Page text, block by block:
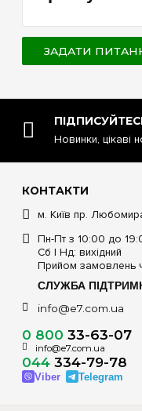
ЗАДАТИ
Новинки, цікаві
КОНТАКТИ
м. Київ пр.
Пн-Пт з 10:00 до
Сб | Нд: вихідний
Прийом замовлень
СЛУЖБА
info@e7.com.ua
0 800 33-63-07
info@e7.com.ua
044334-79-78
Viber Telegram